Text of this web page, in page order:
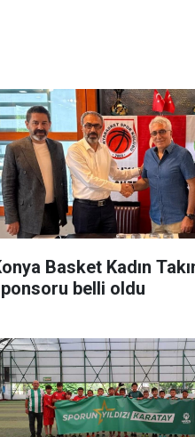
Basket Kadın
belli oldu